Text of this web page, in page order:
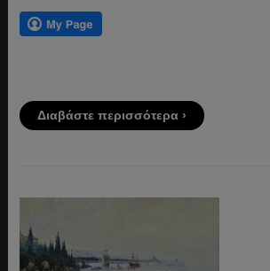
Διαβάστε περισσότερα ›